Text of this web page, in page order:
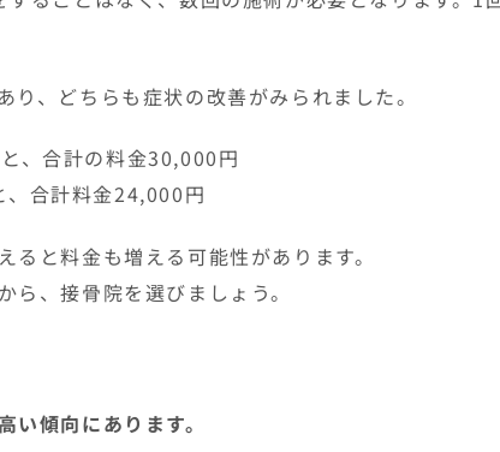
、どちらも症状の改善がみられました。
、合計の料金30,000円
、合計料金24,000円
と料金も増える可能性があります。
、接骨院を選びましょう。
傾向にあります。